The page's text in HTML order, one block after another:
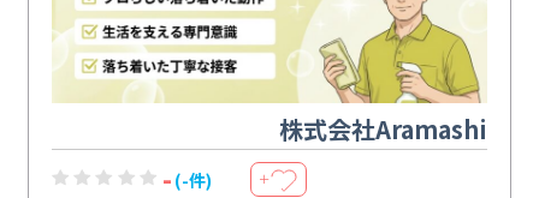
株式会社Aramashi
- (-件) ＋